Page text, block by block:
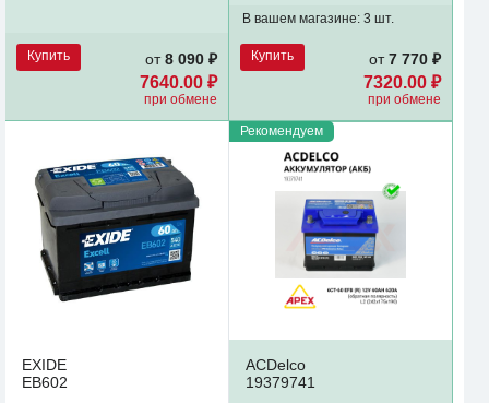
Купить от8 090 ₽
7640.00 ₽
при обмене
В вашем магазине: 3 шт.
Купить от7 770 ₽
7320.00 ₽
при обмене
EXIDE
EB602
Рекомендуем
ACDelco
19379741